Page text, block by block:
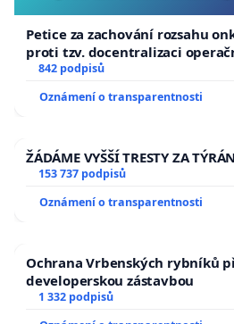
Petice za zachování rozsahu
proti tzv. docentralizaci
842 podpisů
Oznámení o transparentnosti
ŽÁDÁME VYŠŠÍ TRESTY ZA
153 737 podpisů
Oznámení o transparentnosti
Ochrana Vrbenských rybníků
developerskou zástavbou
1 332 podpisů